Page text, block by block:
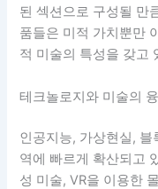
된 섹션으로 구성될 만
품들은 미적 가치뿐만
적 미술의 특성을 갖고
테크놀로지와 미술의
인공지능, 가상현실,
역에 빠르게 확산되고
성 미술, VR을 이용한